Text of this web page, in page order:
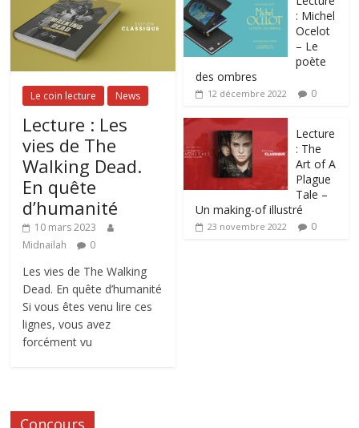
Le coin lecture News
Lecture : Les
vies de The
Walking Dead.
En quête
d’humanité
10 mars 2023
Midnailah
0
Les vies de The Walking
Dead. En quête d’humanité
Si vous êtes venu lire ces
lignes, vous avez
forcément vu
: Michel
Ocelot
– Le
poète
des ombres
12 décembre 2022 0
Lecture
: The
Art of A
Plague
Tale –
Un making-of illustré
23 novembre 2022 0
Concours